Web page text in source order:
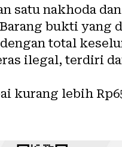
satu nakhoda
bukti yang
total
ilegal, terdiri
lebih